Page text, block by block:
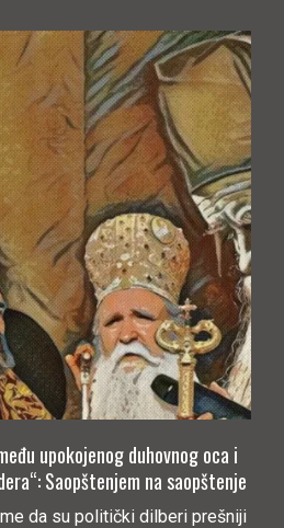
upokojenog duhovnog oca i
Saopštenjem na saopštenje
da su politički dilberi prešniji